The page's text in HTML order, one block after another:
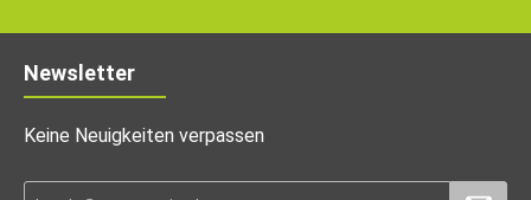
Newsletter
Keine Neuigkeiten verpassen